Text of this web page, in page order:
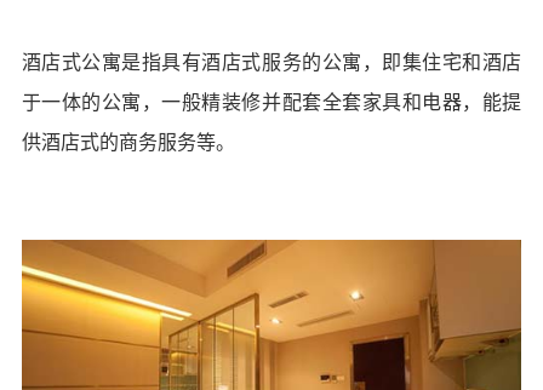
酒店式公寓是指具有酒店式服务的公寓，即集住宅和酒店
于一体的公寓，一般精装修并配套全套家具和电器，能提
供酒店式的商务服务等。